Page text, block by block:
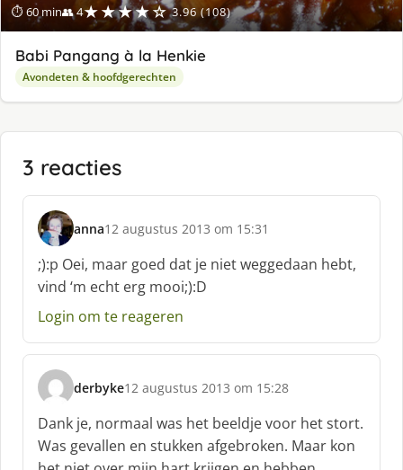
⏱ 60 min👥 4★★★★☆ 3.96 (108)
Babi Pangang à la Henkie
Avondeten & hoofdgerechten
3 reacties
anna
s
c
h
r
e
f
12 augustus 2013 om 15:31
;):p Oei, maar goed dat je niet weggedaan hebt,
vind ‘m echt erg mooi;):D
Login om te reageren
derbyke
s
c
h
r
12 augustus 2013 om 15:28
Dank je, normaal was het beeldje voor het stort.
Was gevallen en stukken afgebroken. Maar kon